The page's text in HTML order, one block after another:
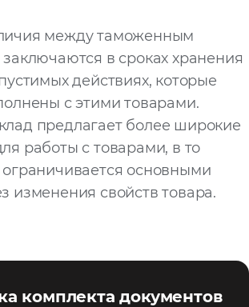
между таможенным
в сроках хранения
действиях, которые
с этими товарами.
предлагает более широкие
работы с товарами, в то
основными
изменения свойств товара.
комплекта документов